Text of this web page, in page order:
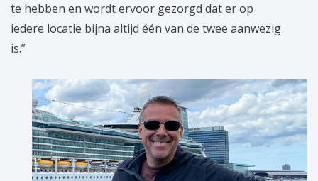
te hebben en wordt ervoor gezorgd dat er op
iedere locatie bijna altijd één van de twee aanwezig
is.”